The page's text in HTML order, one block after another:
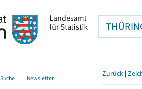
Suche Newsletter Zurück |